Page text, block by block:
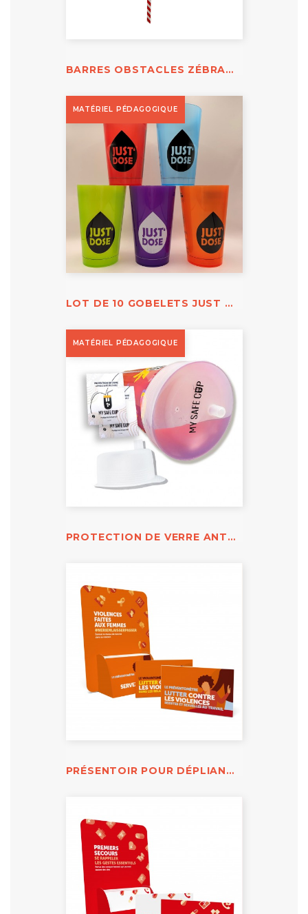
BARRES OBSTACLES ZÉBRA EN VISCOM
MATÉRIEL PÉDAGOGIQUE
LOT DE 10 GOBELETS JUST DOSE
MATÉRIEL PÉDAGOGIQUE
PROTECTION DE VERRE ANTI-DROGUE MY SAFE CUP - FORMAT BIBERON
PRÉSENTOIR POUR DÉPLIANTS PRÉVENTOMÈTRE ET VIOLENTOMÈTRE